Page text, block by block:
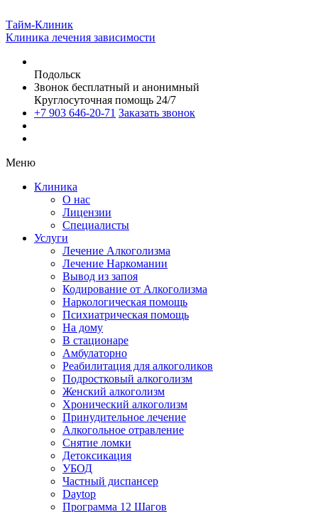
Тайм-Клиник
Клиника лечения зависимости
Подольск
Звонок бесплатный и анонимный
Круглосуточная помощь 24/7
+7 903 646-20-71 Заказать звонок
Меню
Клиника
О нас
Лицензии
Специалисты
Услуги
Лечение Алкоголизма
Лечение Наркомании
Вывод из запоя
Кодирование от Алкоголизма
Наркологическая помощь
Психиатрическая помощь
На дому
В стационаре
Амбулаторно
Реабилитация для алкоголиков
Подростковый алкоголизм
Женский алкоголизм
Хронический алкоголизм
Принудительное лечение
Алкогольное отравление
Снятие ломки
Детоксикация
УБОД
Частный диспансер
Daytop
Программа 12 Шагов